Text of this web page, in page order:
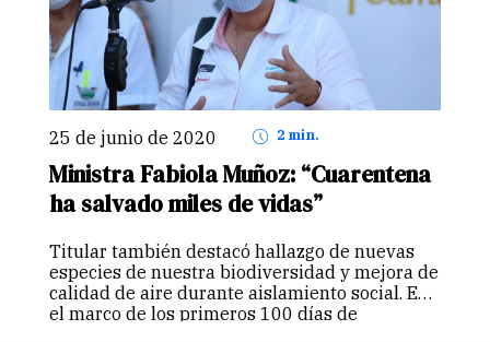
25 de junio de 2020 2 min.
Ministra Fabiola Muñoz: “Cuarentena
ha salvado miles de vidas”
Titular también destacó hallazgo de nuevas
especies de nuestra biodiversidad y mejora de
calidad de aire durante aislamiento social. En
el marco de los primeros 100 días de